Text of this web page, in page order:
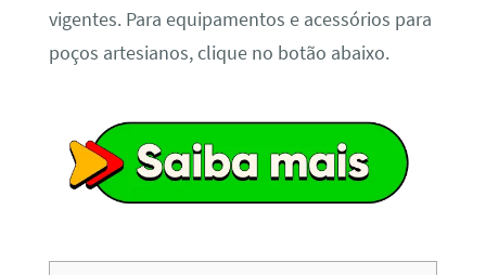
vigentes. Para equipamentos e acessórios para
poços artesianos, clique no botão abaixo.